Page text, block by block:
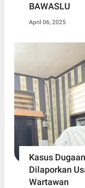
BAWASLU
April 06, 2025
Kasus
Dilaporkan
Wartawan